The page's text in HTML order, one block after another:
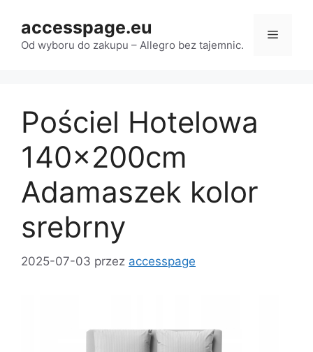
treści
accesspage.eu
Od wyboru do zakupu – Allegro bez tajemnic.
Menu
Pościel Hotelowa
140x200cm
Adamaszek kolor
srebrny
2025-07-03 przez accesspage